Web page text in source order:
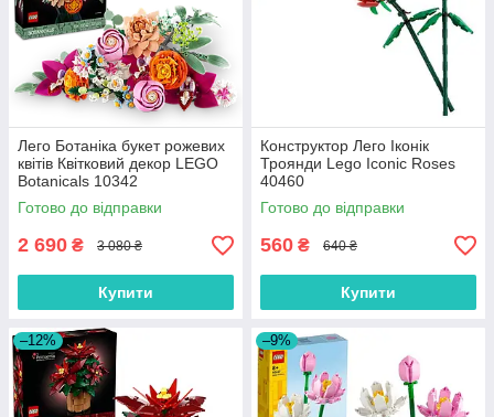
Лего Ботаніка букет рожевих
квітів Квітковий декор LEGO
Botanicals 10342
Готово до відправки
2 690 ₴ 3 080 ₴
Купити
Конструктор Лего Іконік
Троянди Lego Iconic Roses
40460
Готово до відправки
560 ₴ 640 ₴
Купити
–12% –9%